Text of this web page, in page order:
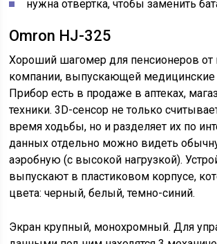
нужна отвертка, чтобы заменить
Omron HJ-325
Хороший шагомер для пенсионеров от
компании, выпускающей медицинские
Прибор есть в продаже в аптеках,
техники. 3D-сенсор не только
время ходьбы, но и разделяет их по
данных отдельно можно видеть
аэробную (с высокой нагрузкой).
выпускают в пластиковом корпусе,
цвета: черный, белый, темно-синий.
Экран крупный, монохромный. Для